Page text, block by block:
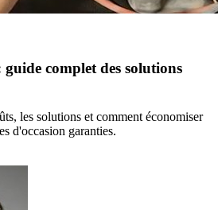
complet des solutions
les solutions et comment économiser
d'occasion garanties.